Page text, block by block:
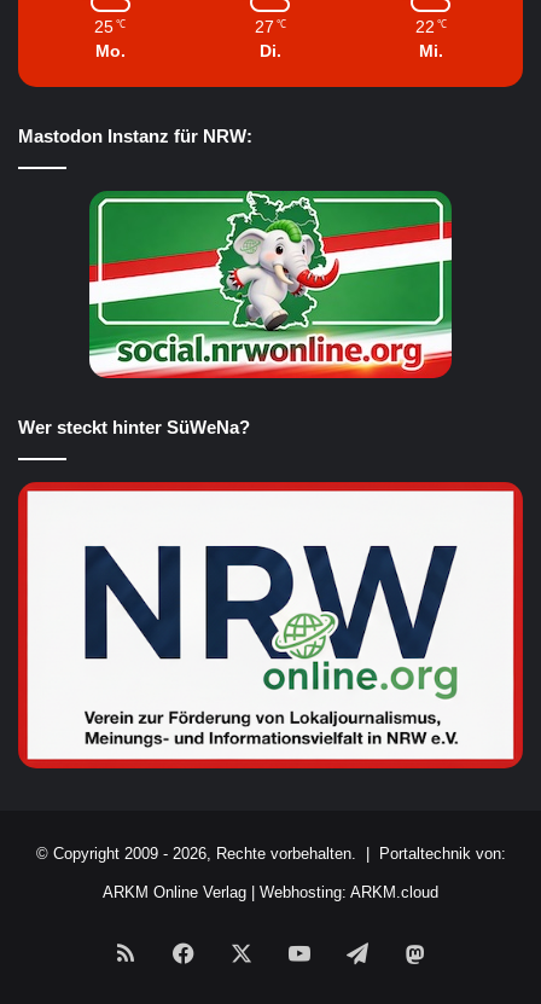
25 ℃
Mo.
27 ℃
Di.
22 ℃
Mi.
Mastodon Instanz für NRW:
Wer steckt hinter SüWeNa?
© Copyright 2009 - 2026, Rechte vorbehalten. | Portaltechnik von:
ARKM Online Verlag Webhosting: ARKM.cloud
RSS Facebook YouTubeTelegram